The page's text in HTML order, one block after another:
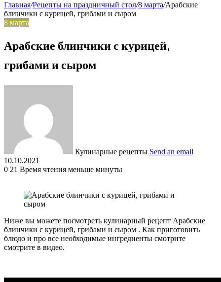
Главная/Рецепты на праздничный стол/8 марта/Арабские
блинчики с курицей, грибами и сыром
8 марта
Арабские блинчики с курицей,
грибами и сыром
Кулинарные рецепты Send an email
10.10.2021
0 21 Время чтения меньше минуты
Ниже вы можете посмотреть кулинарный рецепт Арабские
блинчики с курицей, грибами и сыром . Как приготовить
блюдо и про все необходимые ингредиенты смотрите
смотрите в видео.